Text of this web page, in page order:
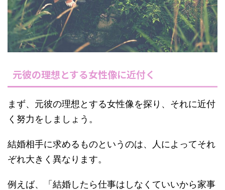
元彼の理想とする女性像に近付く
まず、元彼の理想とする女性像を探り、それに近付
く努力をしましょう。
結婚相手に求めるものというのは、人によってそれ
ぞれ大きく異なります。
例えば、「結婚したら仕事はしなくていいから家事